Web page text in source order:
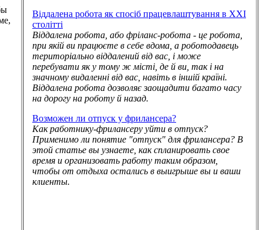
Віддалена робота як спосіб працевлаштування в XXI
столітті
Віддалена робота, або фріланс-робота - це робота,
при якій ви працюєте в себе вдома, а роботодавець
територіально віддалений від вас, і може
перебувати як у тому ж місті, де й ви, так і на
значному видаленні від вас, навіть в іншій країні.
Віддалена робота дозволяє заощадити багато часу
на дорогу на роботу й назад.
Возможен ли отпуск у фрилансера?
Как работнику-фрилансеру уйти в отпуск?
Применимо ли понятие "отпуск" для фрилансера? В
этой статье вы узнаете, как спланировать свое
время и организовать работу таким образом,
чтобы от отдыха остались в выигрыше вы и ваши
клиенты.